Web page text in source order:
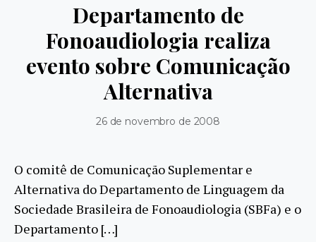
Departamento de
Fonoaudiologia realiza
evento sobre Comunicação
Alternativa
26 de novembro de 2008
O comitê de Comunicação Suplementar e
Alternativa do Departamento de Linguagem da
Sociedade Brasileira de Fonoaudiologia (SBFa) e o
Departamento […]